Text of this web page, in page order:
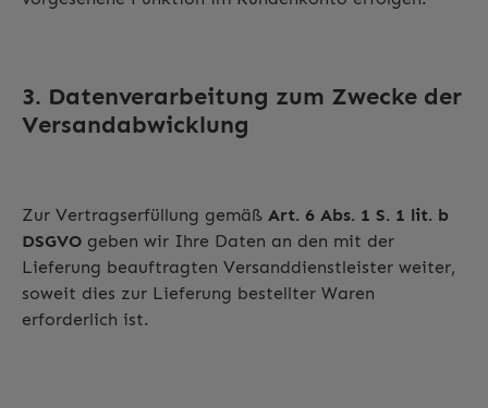
3. Datenverarbeitung zum Zwecke der
Versandabwicklung
Zur Vertragserfüllung gemäß Art. 6 Abs. 1 S. 1 lit. b
DSGVO geben wir Ihre Daten an den mit der
Lieferung beauftragten Versanddienstleister weiter,
soweit dies zur Lieferung bestellter Waren
erforderlich ist.